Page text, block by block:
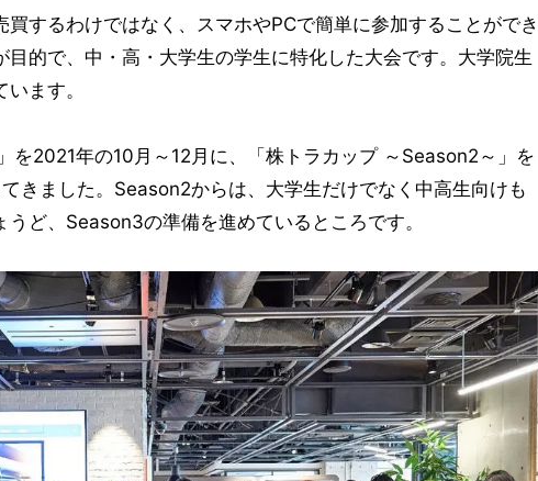
するわけではなく、スマホやPCで簡単に参加することができ
目的で、中・高・大学生の学生に特化した大会です。大学院生
ます。
を2021年の10月～12月に、「株トラカップ ～Season2～」を
きました。Season2からは、大学生だけでなく中高生向けも
ど、Season3の準備を進めているところです。